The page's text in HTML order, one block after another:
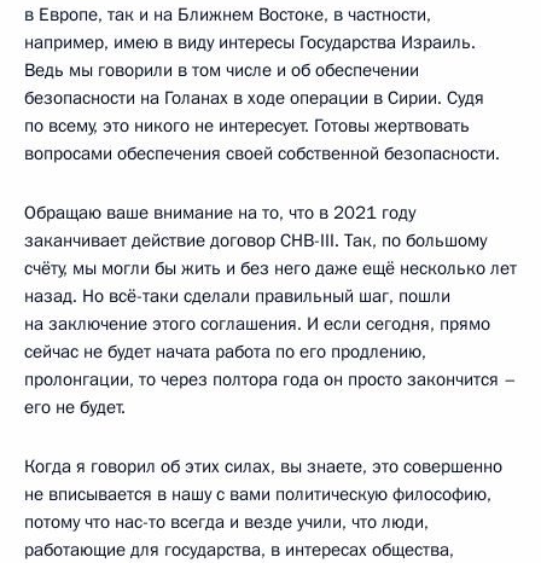
в Европе, так и на Ближнем Востоке, в частности,
например, имею в виду интересы Государства Израиль.
Ведь мы говорили в том числе и об обеспечении
безопасности на Голанах в ходе операции в Сирии. Судя
по всему, это никого не интересует. Готовы жертвовать
вопросами обеспечения своей собственной безопасности.
Обращаю ваше внимание на то, что в 2021 году
заканчивает действие договор СНВ-III. Так, по большому
счёту, мы могли бы жить и без него даже ещё несколько лет
назад. Но всё-таки сделали правильный шаг, пошли
на заключение этого соглашения. И если сегодня, прямо
сейчас не будет начата работа по его продлению,
пролонгации, то через полтора года он просто закончится –
его не будет.
Когда я говорил об этих силах, вы знаете, это совершенно
не вписывается в нашу с вами политическую философию,
потому что нас-то всегда и везде учили, что люди,
работающие для государства, в интересах общества,